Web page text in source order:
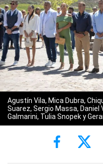
Agustín Vila, Mica Dubra,
Suarez, Sergio Massa, Daniel
Galmarini, Tulia Snopek y